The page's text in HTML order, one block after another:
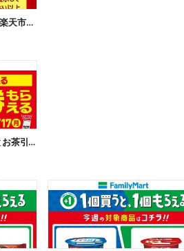
楽天ポイントカード提示で、楽天市場でのお買い物がおトクに!
【無料引換券!】焼き麺買うとお茶引換券貰える!